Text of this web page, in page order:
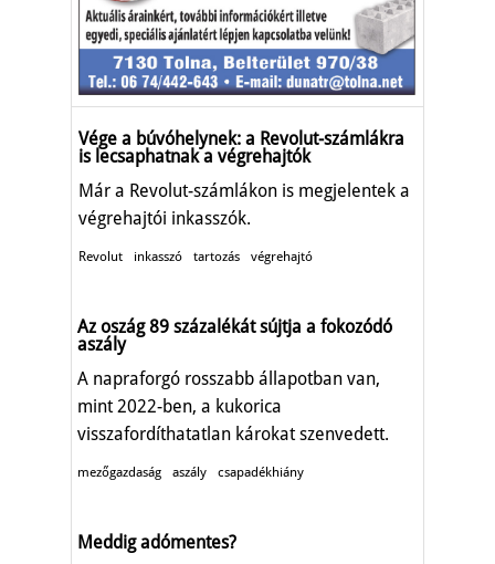
Vége a búvóhelynek: a Revolut-számlákra
is lecsaphatnak a végrehajtók
Már a Revolut-számlákon is megjelentek a
végrehajtói inkasszók.
Revolut inkasszó tartozás végrehajtó
Az oszág 89 százalékát sújtja a fokozódó
aszály
A napraforgó rosszabb állapotban van,
mint 2022-ben, a kukorica
visszafordíthatatlan károkat szenvedett.
mezőgazdaság aszály csapadékhiány
Meddig adómentes?